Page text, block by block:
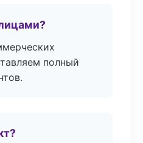
полный